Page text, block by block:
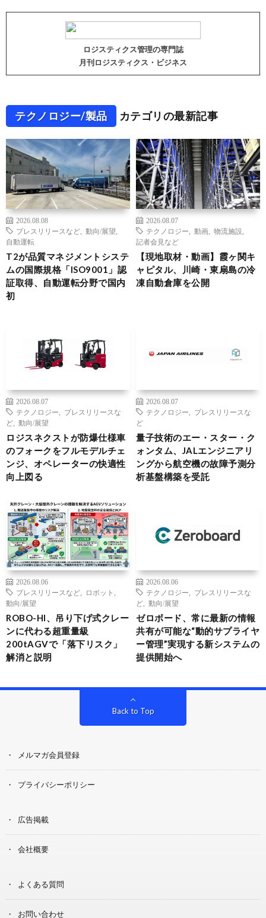
ロジスティクス管理の専門誌
月刊ロジスティクス・ビジネス
テクノロジー/製品 カテゴリの最新記事
2026.08.08
プレスリリースなど
動向/展望
自動運転
T2が品質マネジメントシステ
ムの国際規格「ISO9001」認
証取得、自動運転分野で国内
初
2026.08.07
テクノロジー
動画 物流施設
記者会見など
【現地取材・動画】霞ヶ関キ
ャピタル、川崎・東扇島の冷
凍自動倉庫を公開
2026.08.07
テクノロジー
プレスリリースな
ど
動向/展望
ロジスネクストが防爆仕様車
のフォークをフルモデルチェ
ンジ、オペレーターの快適性
向上図る
2026.08.07
テクノロジー
プレスリリースな
ど
量子技術のエー・スター・ク
ォンタム、JALエンジニアリ
ングから航空機の故障予測分
析基盤構築を受託
2026.08.06
プレスリリースなど
ロボット
動向/展望
ROBO-HI、吊り下げ式クレー
ンに代わる超重量級
200tAGVで「落下リスク」
解消と説明
2026.08.06
テクノロジー
プレスリリースな
ど
動向/展望
ゼロボード、常に最新の情報
共有が可能な“動的サプライヤ
ー管理”実現する新システムの
提供開始へ
Back to Top
メルマガ会員登録
プライバシーポリシー
広告掲載
会社概要
よくある質問
お問い合わせ